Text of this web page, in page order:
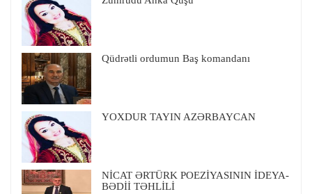
Qüdrətli ordumun Baş komandanı
YOXDUR TAYIN AZƏRBAYCAN
NİCAT ƏRTÜRK POEZİYASININ İDEYA-
BƏDİİ TƏHLİLİ